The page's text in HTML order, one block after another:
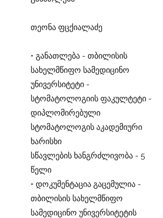
თეონა ფცქიალაძე
• განათლება - თბილისის
სახელმწიფო სამედიცინო
უნივერსიტეტი -
სტომატოლოგიის ფაკულტეტი -
დიპლომირებული
სტომატოლოგის აკადემიური
ხარისხი
სწავლების ხანგრძლივობა - 5
წელი
• დოკუმენტაცია გაცემულია -
თბილისის სახელმწიფო
სამედიცინო უნივერსიტეტის